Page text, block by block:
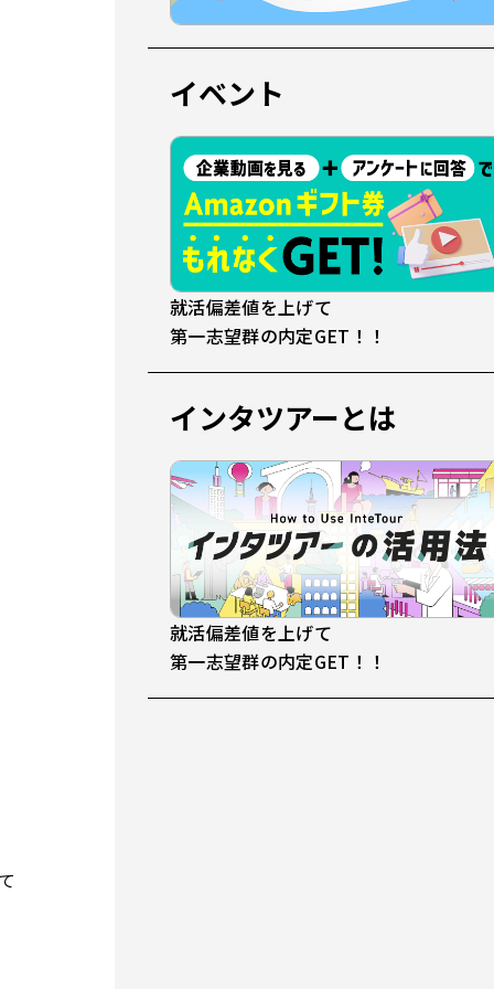
イベント
就活偏差値を上げて
第一志望群の内定GET！！
インタツアーとは
就活偏差値を上げて
第一志望群の内定GET！！